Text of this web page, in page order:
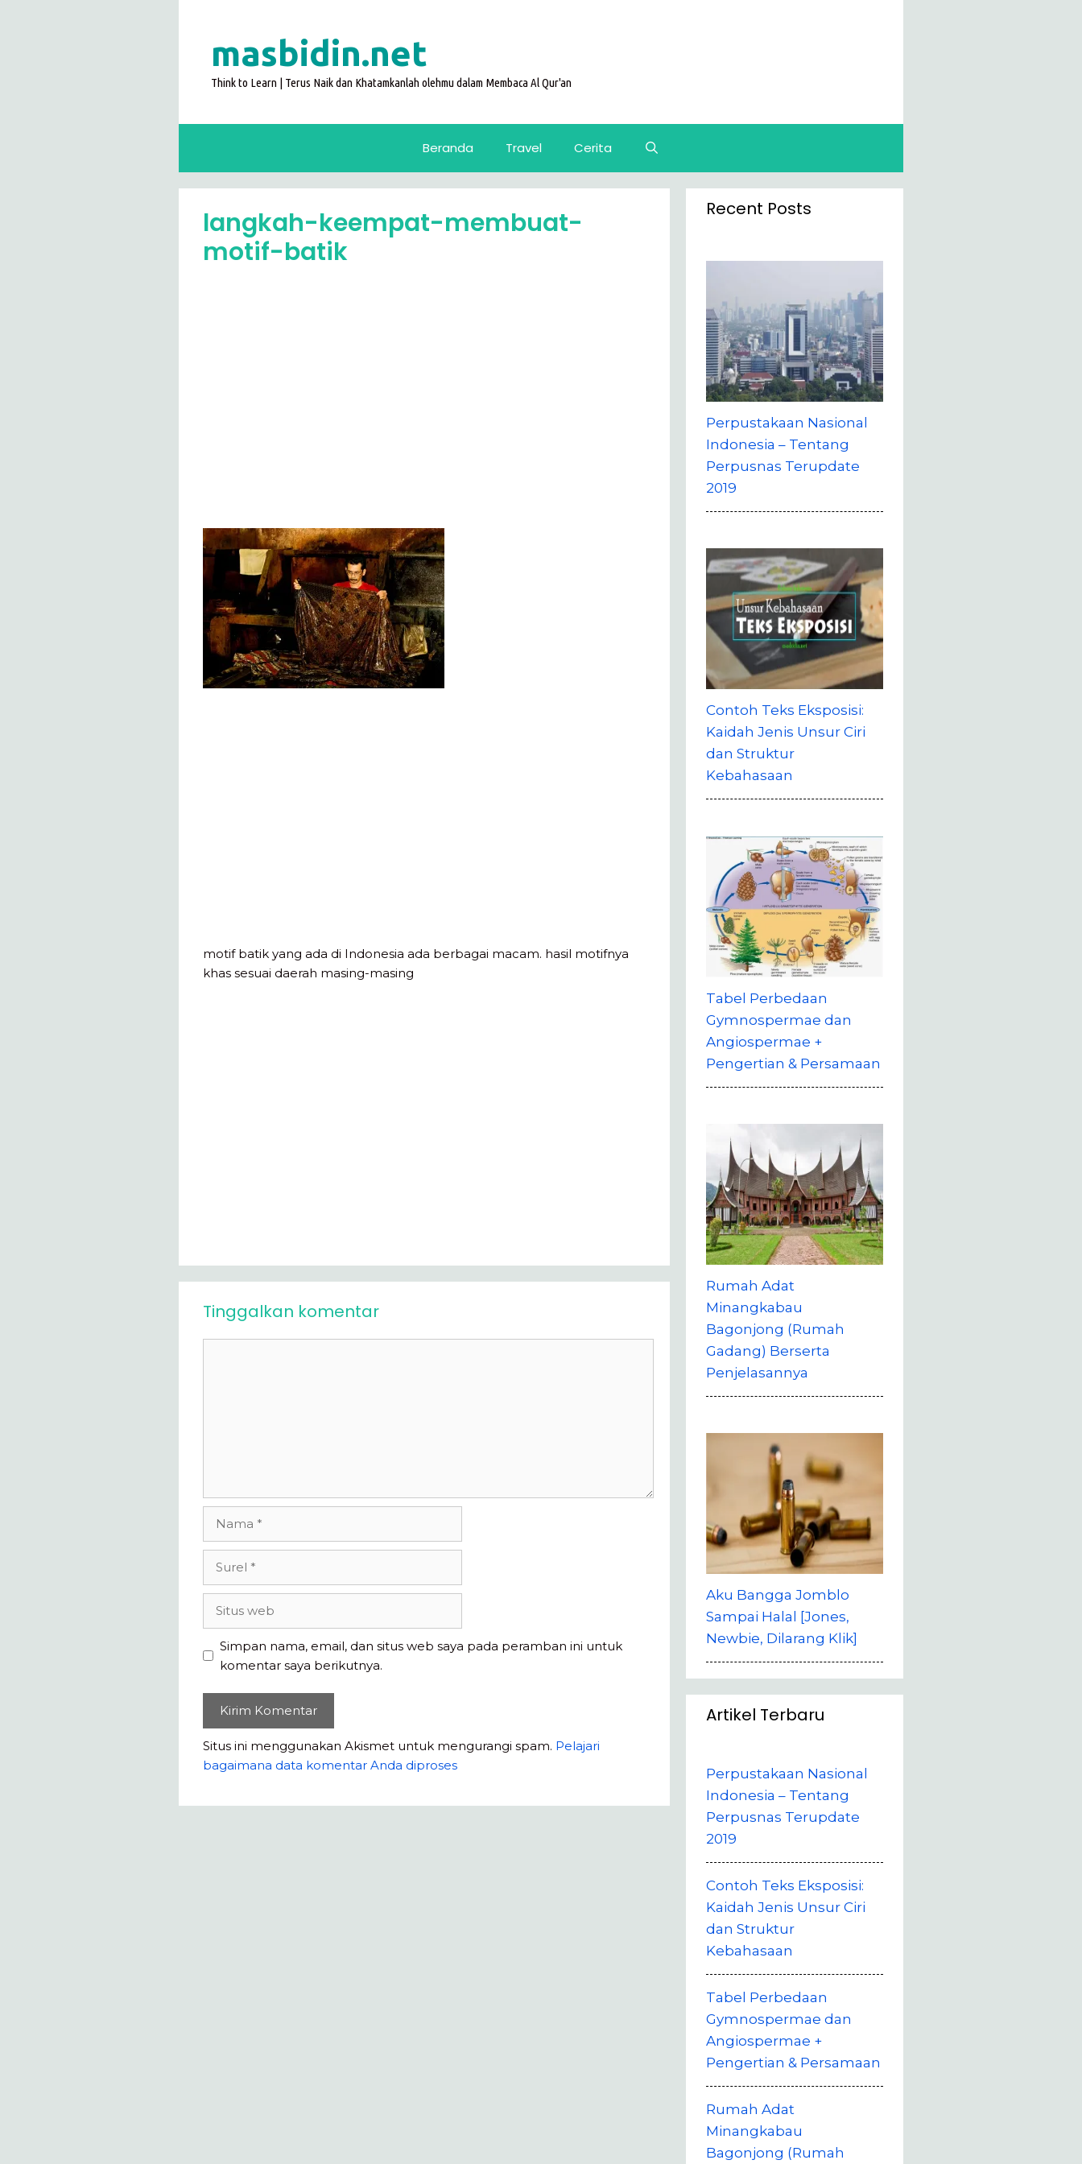
masbidin.net
Think to Learn | Terus Naik dan Khatamkanlah olehmu dalam Membaca Al Qur'an
Beranda Travel Cerita
langkah-keempat-membuat-
motif-batik
motif batik yang ada di Indonesia ada berbagai macam. hasil motifnya
khas sesuai daerah masing-masing
Tinggalkan komentar
Simpan nama, email, dan situs web saya pada peramban ini untuk
komentar saya berikutnya.
Situs ini menggunakan Akismet untuk mengurangi spam. Pelajari
bagaimana data komentar Anda diproses
Recent Posts
Perpustakaan Nasional
Indonesia – Tentang
Perpusnas Terupdate
2019
Contoh Teks Eksposisi:
Kaidah Jenis Unsur Ciri
dan Struktur
Kebahasaan
Tabel Perbedaan
Gymnospermae dan
Angiospermae +
Pengertian & Persamaan
Rumah Adat
Minangkabau
Bagonjong (Rumah
Gadang) Berserta
Penjelasannya
Aku Bangga Jomblo
Sampai Halal [Jones,
Newbie, Dilarang Klik]
Artikel Terbaru
Perpustakaan Nasional
Indonesia – Tentang
Perpusnas Terupdate
2019
Contoh Teks Eksposisi:
Kaidah Jenis Unsur Ciri
dan Struktur
Kebahasaan
Tabel Perbedaan
Gymnospermae dan
Angiospermae +
Pengertian & Persamaan
Rumah Adat
Minangkabau
Bagonjong (Rumah